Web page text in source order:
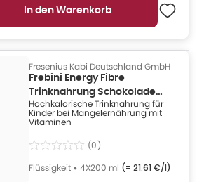
In den Warenkorb
Fresenius Kabi Deutschland GmbH
Frebini Energy Fibre
Trinknahrung Schokolade
4X200 ml
Hochkalorische Trinknahrung für
Kinder bei Mangelernährung mit
Vitaminen
(0)
Flüssigkeit • 4X200 ml (= 21.61 €/l)